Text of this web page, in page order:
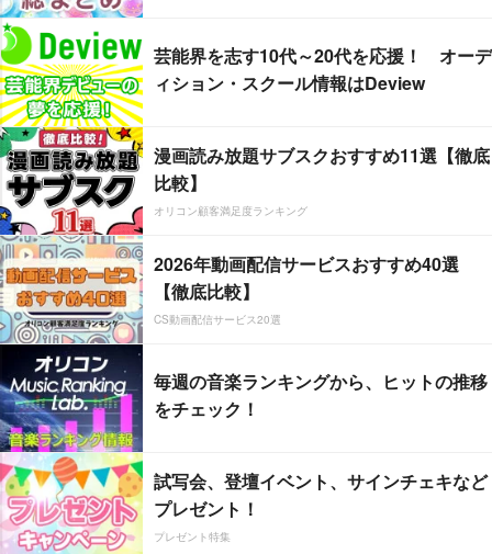
芸能界を志す10代～20代を応援！ オーデ
ィション・スクール情報はDeview
漫画読み放題サブスクおすすめ11選【徹底
比較】
オリコン顧客満足度ランキング
2026年動画配信サービスおすすめ40選
【徹底比較】
CS動画配信サービス20選
毎週の音楽ランキングから、ヒットの推移
をチェック！
試写会、登壇イベント、サインチェキなど
プレゼント！
プレゼント特集